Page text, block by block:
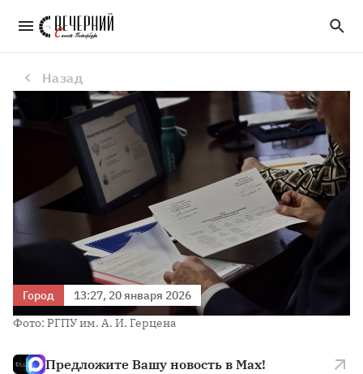
В Герценовском университете утвердили правила поступления абитуриентов в 2026 году
Назад
Город
13:27, 20 января 2026
Фото: РГПУ им. А. И. Герцена
Предложите Вашу новость в Max!